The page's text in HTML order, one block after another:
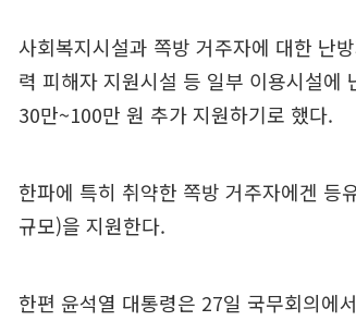
사회복지시설과 쪽방 거주자에 대한 난
력 피해자 지원시설 등 일부 이용시설
30만~100만 원 추가 지원하기로 했다.
한파에 특히 취약한 쪽방 거주자에겐
규모)을 지원한다.
한편 윤석열 대통령은 27일 국무회의에